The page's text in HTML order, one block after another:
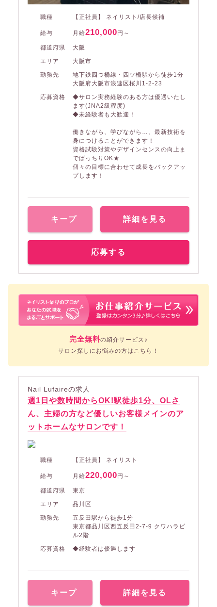
職種 【正社員】 ネイリスト/店長候補
給与 月給210,000円～
都道府県
大阪
エリア
大阪市
勤務先
地下鉄四つ橋線・四ツ橋駅から徒歩1分
大阪府大阪市浪速区桜川1-2-23
応募資格
◆サロン実務経験のある方は優遇いたし
ます(JNA2級程度)
◆未経験者も大歓迎！
働きながら、学びながら…、最新技術を
身につけることができます！
資格試験対策やデザインセンスの向上ま
でばっちりOK★
個々の目標に合わせて成長をバックアッ
プします！
キープ 詳細を見る
応募する
完全無料の紹介サービス♪
サロン探しにお悩みの方はこちら！
Nail Lufaireの求人
週1日や数時間からOK!駅徒歩1分、OLさ
ん、主婦の方など優しいお客様メインのア
ットホームなサロンです！
職種 【正社員】 ネイリスト
給与 月給220,000 円～
都道府県
東京
エリア
品川区
勤務先
五反田駅から徒歩1分
東京都品川区西五反田2-7-9 クワハラビ
ル2階
応募資格
◆経験者は優遇します
キープ 詳細を見る